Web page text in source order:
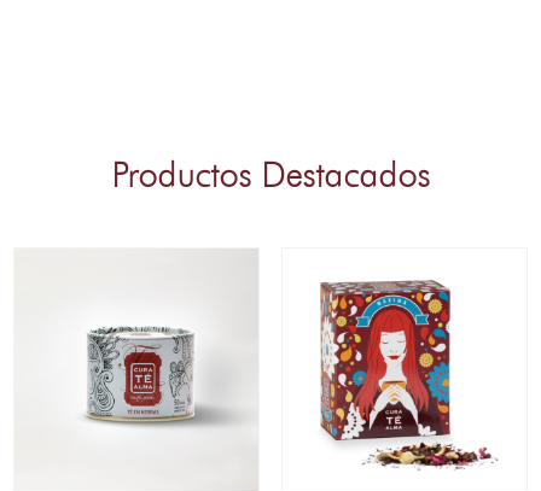
Productos Destacados